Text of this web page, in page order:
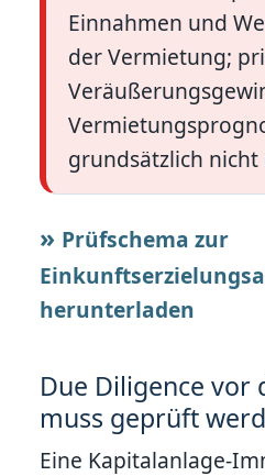
Einnahmen und
der Vermietung;
grundsätzlich nicht
Prüfschema zur
herunterladen
Due Diligence vor
muss geprüft
Eine Kapitalanlage-